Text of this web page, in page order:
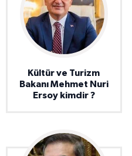
Kültür ve Turizm
Bakanı Mehmet Nuri
Ersoy kimdir ?